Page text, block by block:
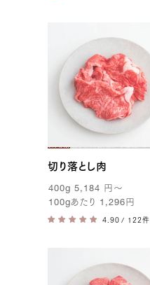
切り落とし肉
400g 5,184 円 〜
100g あたり 1,296 円
/ 122件